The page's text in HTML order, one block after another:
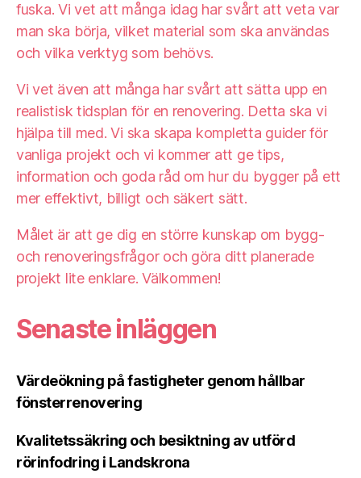
fuska. Vi vet att många idag har svårt att veta var
man ska börja, vilket material som ska användas
och vilka verktyg som behövs.
Vi vet även att många har svårt att sätta upp en
realistisk tidsplan för en renovering. Detta ska vi
hjälpa till med. Vi ska skapa kompletta guider för
vanliga projekt och vi kommer att ge tips,
information och goda råd om hur du bygger på ett
mer effektivt, billigt och säkert sätt.
Målet är att ge dig en större kunskap om bygg-
och renoveringsfrågor och göra ditt planerade
projekt lite enklare. Välkommen!
Senaste inläggen
Värdeökning på fastigheter genom hållbar
fönsterrenovering
Kvalitetssäkring och besiktning av utförd
rörinfodring i Landskrona